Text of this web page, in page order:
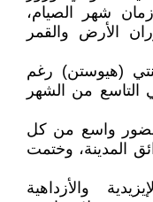
شهر الصيام،
الأرض والقمر
(هيوستن) رغم
التاسع من الشهر
حضور واسع من كل
المدينة، وختمت
والأزداهية